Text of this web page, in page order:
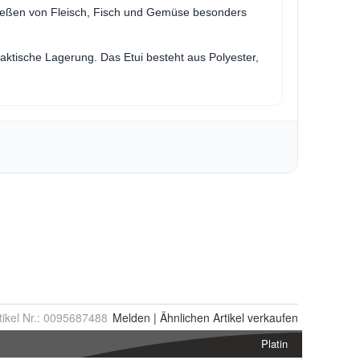
Nr.: 0095687488 Melden | Ähnlichen Artikel verkaufen
Platin